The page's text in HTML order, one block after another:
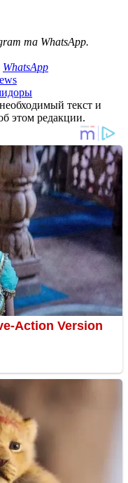
та WhatsApp.
WhatsApp
текст и
этом редакции.